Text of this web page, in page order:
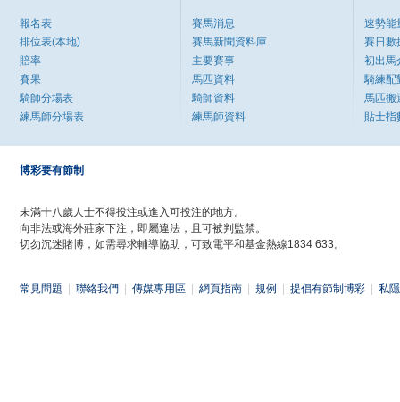
報名表
排位表(本地)
賠率
賽果
騎師分場表
練馬師分場表
賽馬消息
賽馬新聞資料庫
主要賽事
馬匹資料
騎師資料
練馬師資料
速勢能
賽日數
初出馬
騎練配
馬匹搬
貼士指
博彩要有節制
未滿十八歲人士不得投注或進入可投注的地方。
向非法或海外莊家下注，即屬違法，且可被判監禁。
切勿沉迷賭博，如需尋求輔導協助，可致電平和基金熱線1834 633。
常見問題 聯絡我們 傳媒專用區 網頁指南 規例 提倡有節制博彩 私